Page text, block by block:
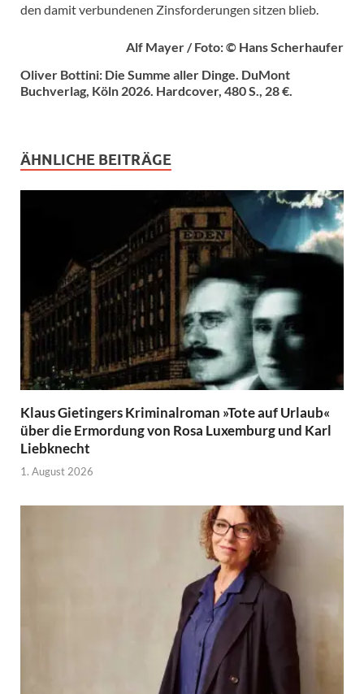
den damit verbundenen Zinsforderungen sitzen blieb.
Alf Mayer / Foto: © Hans Scherhaufer
Oliver Bottini: Die Summe aller Dinge. DuMont
Buchverlag, Köln 2026. Hardcover, 480 S., 28 €.
ÄHNLICHE BEITRÄGE
Klaus Gietingers Kriminalroman »Tote auf Urlaub«
über die Ermordung von Rosa Luxemburg und Karl
Liebknecht
1. August 2026